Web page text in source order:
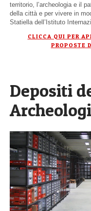
territorio, l’archeologia e il
della città e per vivere in
Statiella dell’Istituto
CLICCA QUI PER
PROPOSTE
Depositi